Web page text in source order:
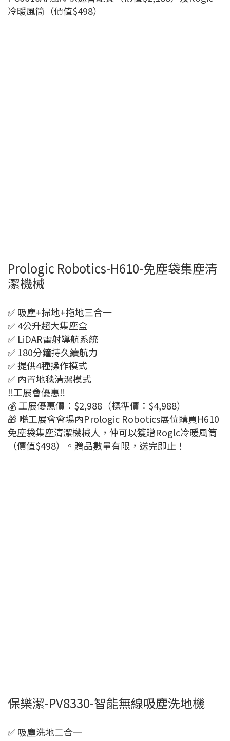
冷暖風筒（價值$498）
Prologic Robotics-H610-免塵袋集塵清
潔機械
✅ 吸塵+掃地+拖地三合一
✅ 4公升超大集塵盒
✅ LiDAR雷射導航系統
✅ 180分鐘持久續航力
✅ 提供4種操作模式
✅ 內置地毯清潔模式
‼️工展會優惠‼️
💰 工展優惠價：$2,988（標準價：$4,988）
🎁 喺工展會會場內Prologic Robotics展位購買H610
免塵袋集塵清潔機械人，仲可以獲贈Roglc冷暖風筒
（價值$498）。贈品數量有限，送完即止！
保樂潔-PV8330-智能無線吸塵洗地機
✅ 吸塵洗地二合一